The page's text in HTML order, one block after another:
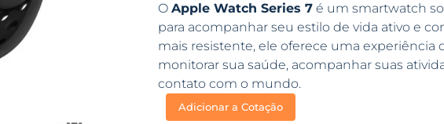
O Apple Watch Series 7é um smartwatch
para acompanhar seu estilo de vida ativo e
mais resistente, ele oferece uma experiência
monitorar sua saúde, acompanhar suas
contato com o mundo.
Adicionar a Cotação